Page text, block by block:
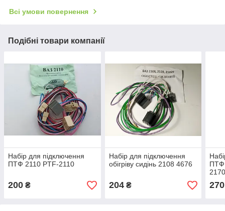
Всі умови повернення
Подібні товари компанії
Набір для підключення
ПТФ 2110 PTF-2110
200 ₴
Набір для підключення
обігріву сидінь 2108 4676
204₴
ПТФ
270